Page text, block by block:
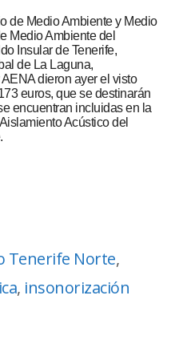
de Medio Ambiente y Medio
Medio Ambiente del
Insular de Tenerife,
de La Laguna,
dieron ayer el visto
euros, que se destinarán
encuentran incluidas en la
Acústico del
Tenerife Norte,
, insonorización